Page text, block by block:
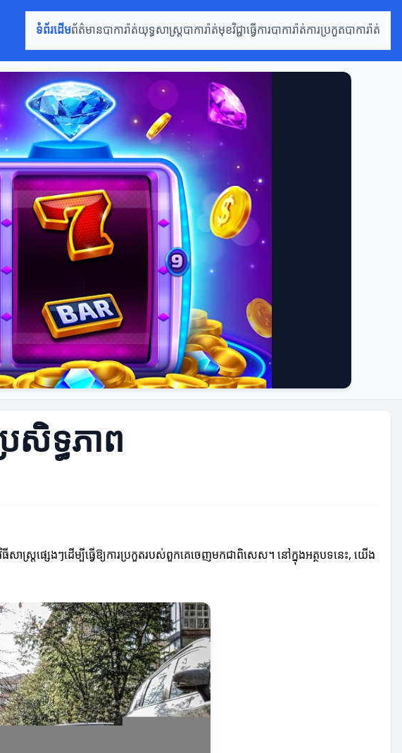
ទំព័រដើមព័ត៌មានបាការ៉ាត់យុទ្ធសាស្ត្របាការ៉ាត់មុខវិជ្ជាធ្វើការបាការ៉ាត់ការប្រកួតបាការ៉ាត់
រសិទ្ធភាព
ស្ត្រផ្សេងៗដើម្បីធ្វើឱ្យការប្រកួតរបស់ពួកគេចេញមកជាពិសេស។ នៅក្នុងអត្ថបទនេះ, យើង